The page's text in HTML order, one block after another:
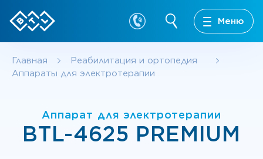
Меню
Главная
Реабилитация и ортопедия
Аппараты для электротерапии
Аппарат для электротерапии
BTL-4625 PREMIUM